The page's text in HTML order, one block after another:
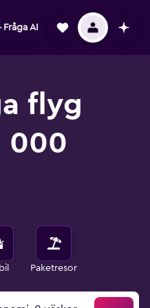
Fråga AI
flyg
000
Paketresor